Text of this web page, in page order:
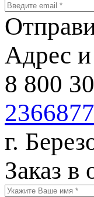
Адрес и
8 800
г.
Заказ в